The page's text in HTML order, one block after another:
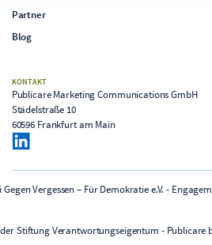
Partner
Blog
KONTAKT
Publicare Marketing Communications GmbH
Städelstraße 10
60596 Frankfurt am Main